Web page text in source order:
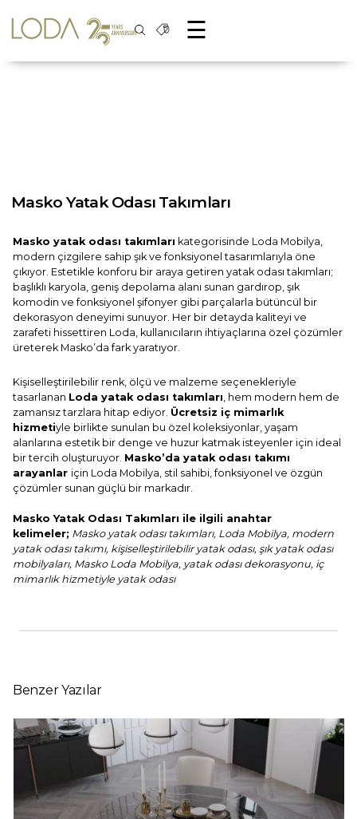
☰
Masko Yatak Odası Takımları
Masko yatak odası takımları kategorisinde Loda Mobilya,
modern çizgilere sahip şık ve fonksiyonel tasarımlarıyla öne
çıkıyor. Estetikle konforu bir araya getiren yatak odası takımları;
başlıklı karyola, geniş depolama alanı sunan gardırop, şık
komodin ve fonksiyonel şifonyer gibi parçalarla bütüncül bir
dekorasyon deneyimi sunuyor. Her bir detayda kaliteyi ve
zarafeti hissettiren Loda, kullanıcıların ihtiyaçlarına özel çözümler
üreterek Masko’da fark yaratıyor.
Kişiselleştirilebilir renk, ölçü ve malzeme seçenekleriyle
tasarlanan Loda yatak odası takımları, hem modern hem de
zamansız tarzlara hitap ediyor. Ücretsiz iç mimarlık
hizmetiyle birlikte sunulan bu özel koleksiyonlar, yaşam
alanlarına estetik bir denge ve huzur katmak isteyenler için ideal
bir tercih oluşturuyor. Masko’da yatak odası takımı
arayanlar için Loda Mobilya, stil sahibi, fonksiyonel ve özgün
çözümler sunan güçlü bir markadır.
Masko Yatak Odası Takımları ile ilgili anahtar
kelimeler; Masko yatak odası takımları, Loda Mobilya, modern
yatak odası takımı, kişiselleştirilebilir yatak odası, şık yatak odası
mobilyaları, Masko Loda Mobilya, yatak odası dekorasyonu, iç
mimarlık hizmetiyle yatak odası
Benzer Yazılar